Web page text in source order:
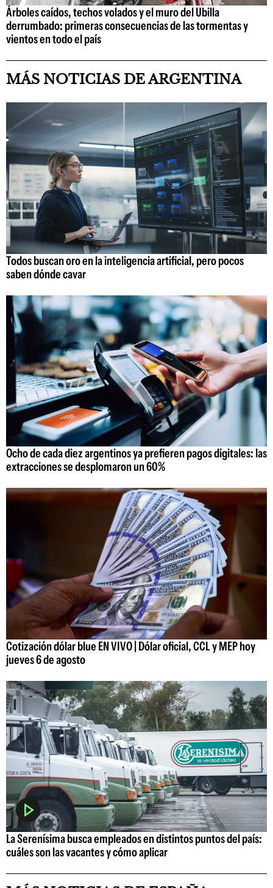
Árboles caídos, techos volados y el muro del Ubilla
derrumbado: primeras consecuencias de las tormentas y
vientos en todo el país
MÁS NOTICIAS DE ARGENTINA
Todos buscan oro en la inteligencia artificial, pero pocos
saben dónde cavar
Ocho de cada diez argentinos ya prefieren pagos digitales: las
extracciones se desplomaron un 60%
Cotización dólar blue EN VIVO | Dólar oficial, CCL y MEP hoy
jueves 6 de agosto
La Serenísima busca empleados en distintos puntos del país:
cuáles son las vacantes y cómo aplicar